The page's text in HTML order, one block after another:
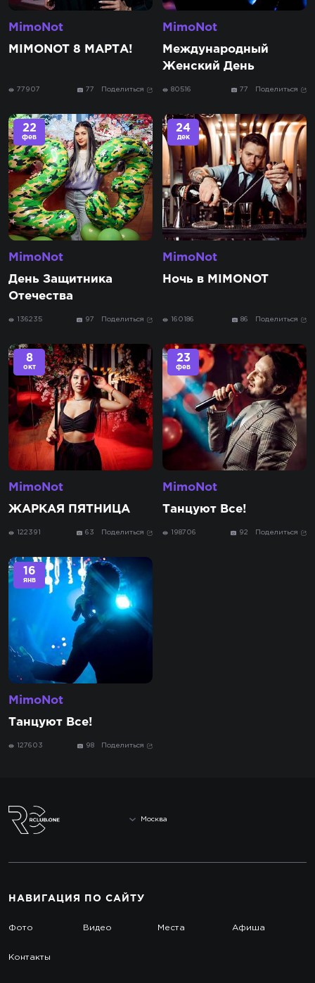
MimoNot
MIMONOT 8 МАРТА!
77907 77 Поделиться
MimoNot
Международный
Женский День
80516 77 Поделиться
22
фев
MimoNot
День Защитника
Отечества
136235 97 Поделиться
24
дек
MimoNot
Ночь в MIMONOT
160186 86 Поделиться
8
окт
MimoNot
ЖАРКАЯ ПЯТНИЦА
122391 63 Поделиться
23
фев
MimoNot
Танцуют Все!
198706 92 Поделиться
16
янв
MimoNot
Танцуют Все!
127603 98 Поделиться
Москва
НАВИГАЦИЯ ПО САЙТУ
Фото Видео Места Афиша
Контакты